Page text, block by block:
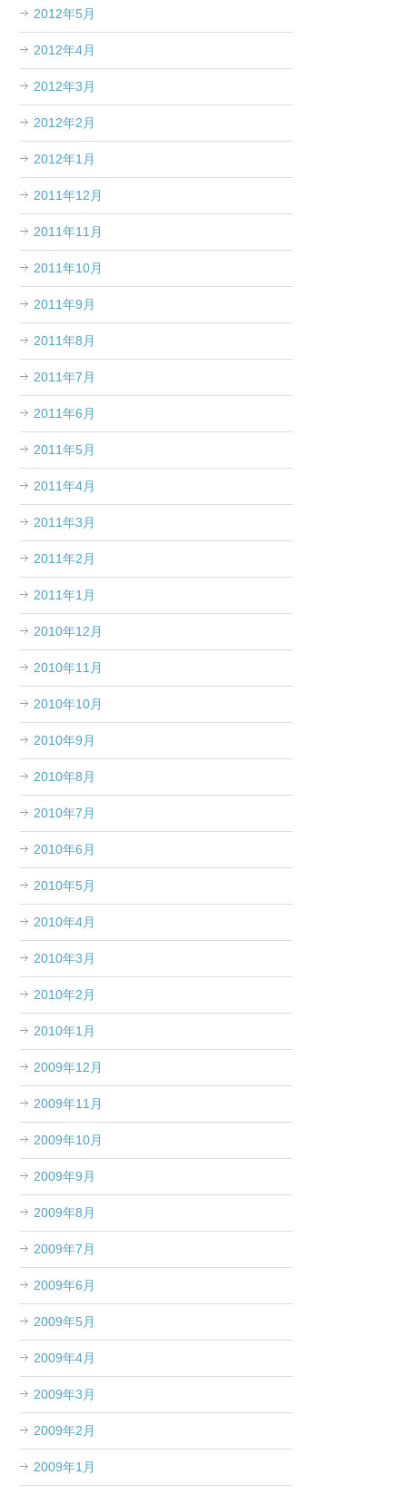
2012年5月
2012年4月
2012年3月
2012年2月
2012年1月
2011年12月
2011年11月
2011年10月
2011年9月
2011年8月
2011年7月
2011年6月
2011年5月
2011年4月
2011年3月
2011年2月
2011年1月
2010年12月
2010年11月
2010年10月
2010年9月
2010年8月
2010年7月
2010年6月
2010年5月
2010年4月
2010年3月
2010年2月
2010年1月
2009年12月
2009年11月
2009年10月
2009年9月
2009年8月
2009年7月
2009年6月
2009年5月
2009年4月
2009年3月
2009年2月
2009年1月